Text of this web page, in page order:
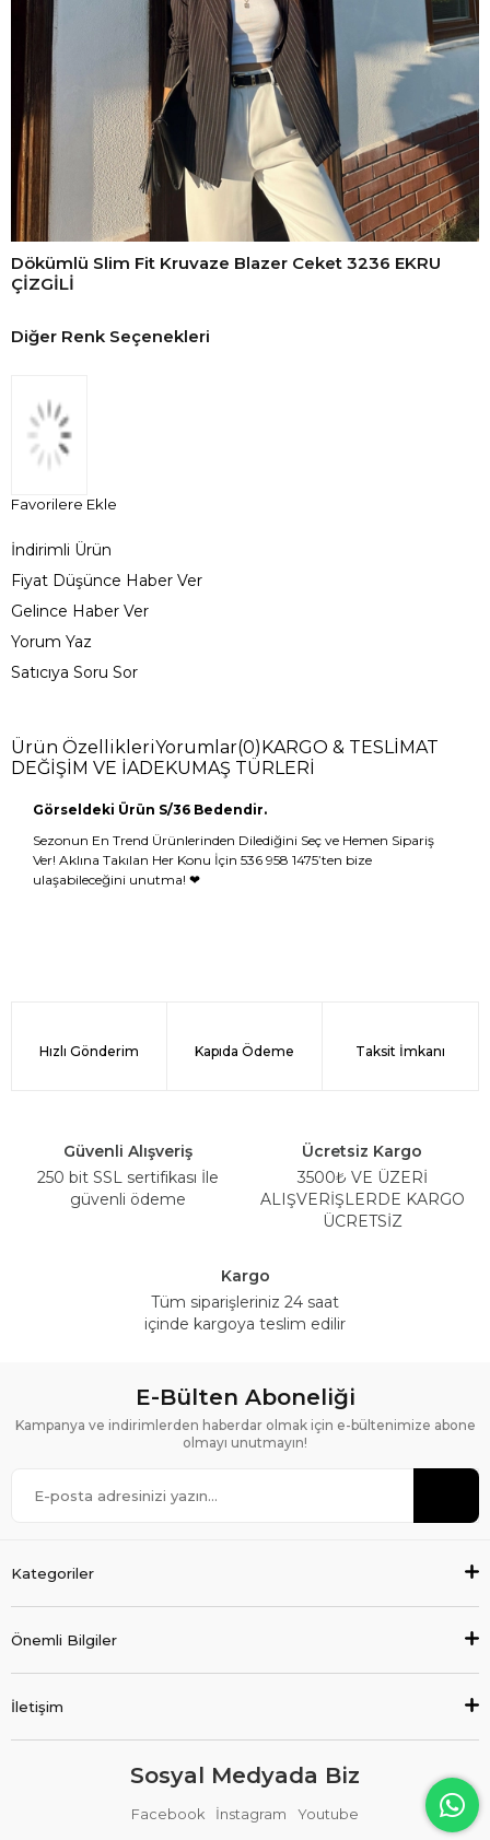
Dökümlü Slim Fit Kruvaze Blazer Ceket 3236 EKRU
ÇİZGİLİ
Diğer Renk Seçenekleri
Favorilere Ekle
İndirimli Ürün
Fiyat Düşünce Haber Ver
Gelince Haber Ver
Yorum Yaz
Satıcıya Soru Sor
Ürün ÖzellikleriYorumlar(0)KARGO & TESLİMAT
DEĞİŞİM VE İADEKUMAŞ TÜRLERİ
Görseldeki Ürün S/36 Bedendir.
Sezonun En Trend Ürünlerinden Dilediğini Seç ve Hemen Sipariş
Ver! Aklına Takılan Her Konu İçin 536 958 1475’ten bize
ulaşabileceğini unutma! ❤
Hızlı Gönderim Kapıda Ödeme Taksit İmkanı
Güvenli Alışveriş
250 bit SSL sertifikası İle
güvenli ödeme
Ücretsiz Kargo
3500₺ VE ÜZERİ
ALIŞVERİŞLERDE KARGO
ÜCRETSİZ
Kargo
Tüm siparişleriniz 24 saat
içinde kargoya teslim edilir
E-Bülten Aboneliği
Kampanya ve indirimlerden haberdar olmak için e-bültenimize abone
olmayı unutmayın!
Kategoriler
Önemli Bilgiler
İletişim
Sosyal Medyada Biz
Facebook İnstagram Youtube